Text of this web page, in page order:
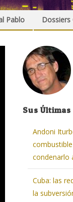
Pablo Dossiers
Sus
Andoni
condenarlo
Cuba: las
la